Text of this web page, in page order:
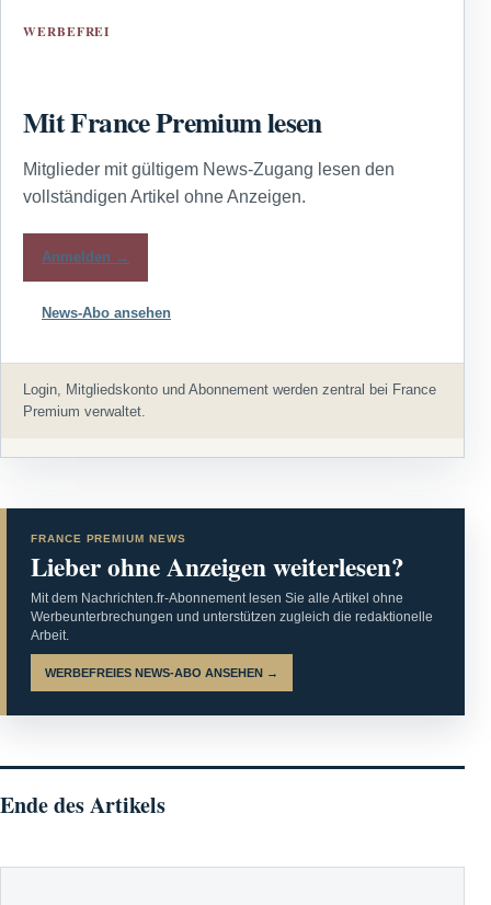
WERBEFREI
Mit France Premium lesen
Mitglieder mit gültigem News-Zugang lesen den
vollständigen Artikel ohne Anzeigen.
Anmelden →
News-Abo ansehen
Login, Mitgliedskonto und Abonnement werden zentral bei France
Premium verwaltet.
FRANCE PREMIUM NEWS
Lieber ohne Anzeigen weiterlesen?
Mit dem Nachrichten.fr-Abonnement lesen Sie alle Artikel ohne
Werbeunterbrechungen und unterstützen zugleich die redaktionelle
Arbeit.
WERBEFREIES NEWS-ABO ANSEHEN →
Ende des Artikels